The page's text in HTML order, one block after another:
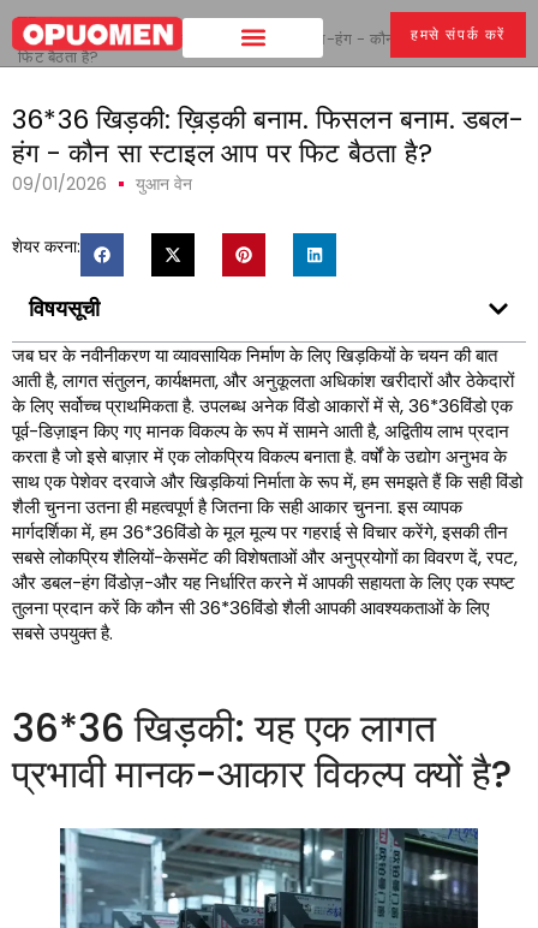
हमसे संपर्क करें
घर >
36*36 खिड़की: ख़िड़की बनाम. फिसलन बनाम. डबल-हंग - कौन सा स्टाइल आप पर
फिट बैठता है?
36*36 खिड़की: ख़िड़की बनाम. फिसलन बनाम. डबल-
हंग - कौन सा स्टाइल आप पर फिट बैठता है?
09/01/2026 युआन वेन
शेयर करना:
विषयसूची
जब घर के नवीनीकरण या व्यावसायिक निर्माण के लिए खिड़कियों के चयन की बात
आती है, लागत संतुलन, कार्यक्षमता, और अनुकूलता अधिकांश खरीदारों और ठेकेदारों
के लिए सर्वोच्च प्राथमिकता है. उपलब्ध अनेक विंडो आकारों में से, 36*36विंडो एक
पूर्व-डिज़ाइन किए गए मानक विकल्प के रूप में सामने आती है, अद्वितीय लाभ प्रदान
करता है जो इसे बाज़ार में एक लोकप्रिय विकल्प बनाता है. वर्षों के उद्योग अनुभव के
साथ एक पेशेवर दरवाजे और खिड़कियां निर्माता के रूप में, हम समझते हैं कि सही विंडो
शैली चुनना उतना ही महत्वपूर्ण है जितना कि सही आकार चुनना. इस व्यापक
मार्गदर्शिका में, हम 36*36विंडो के मूल मूल्य पर गहराई से विचार करेंगे, इसकी तीन
सबसे लोकप्रिय शैलियों-केसमेंट की विशेषताओं और अनुप्रयोगों का विवरण दें, रपट,
और डबल-हंग विंडोज़-और यह निर्धारित करने में आपकी सहायता के लिए एक स्पष्ट
तुलना प्रदान करें कि कौन सी 36*36विंडो शैली आपकी आवश्यकताओं के लिए
सबसे उपयुक्त है.
36*36 खिड़की: यह एक लागत
प्रभावी मानक-आकार विकल्प क्यों है?